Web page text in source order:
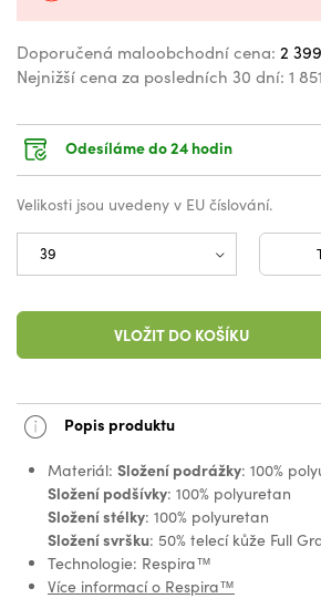
Doporučená maloobchodní cena: 2
Nejnižší cena za posledních 30 dní: 1
Odesíláme do 24 hodin
Velikosti jsou uvedeny v EU číslování.
VLOŽIT DO KOŠÍKU
Popis produktu
Materiál: Složení podrážky: 100%
Složení podšívky: 100% polyuretan
Složení stélky: 100% polyuretan
Složení svršku: 50% telecí kůže Full
Technologie: Respira™
Více informací o Respira™